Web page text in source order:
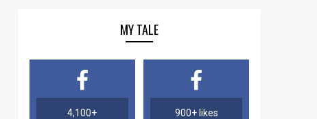
MY TALE
4,100+ 900+ likes